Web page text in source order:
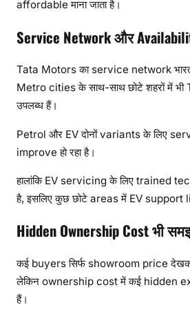
affordable माना जाता है।
Service Network और
Tata Motors का service network भारत
Metro cities के साथ-साथ छोटे शहरों में
उपलब्ध हैं।
Petrol और EV दोनों variants के लिए
improve हो रहा है।
हालांकि EV servicing के लिए trained
है, इसलिए कुछ छोटे areas में EV support
Hidden Ownership Cost भी
कई buyers सिर्फ showroom price
लेकिन ownership cost में कई hidden
हैं।